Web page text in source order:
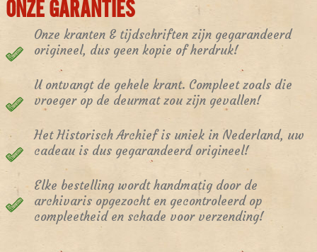
ONZE GARANTIES
Onze kranten & tijdschriften zijn gegarandeerd
origineel, dus geen kopie of herdruk!
U ontvangt de gehele krant. Compleet zoals die
vroeger op de deurmat zou zijn gevallen!
Het Historisch Archief is uniek in Nederland, uw
cadeau is dus gegarandeerd origineel!
Elke bestelling wordt handmatig door de
archivaris opgezocht en gecontroleerd op
compleetheid en schade voor verzending!